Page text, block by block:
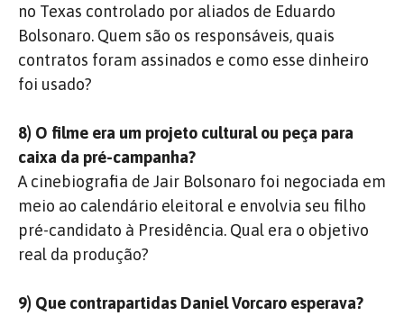
no Texas controlado por aliados de Eduardo
Bolsonaro. Quem são os responsáveis, quais
contratos foram assinados e como esse dinheiro
foi usado?
8) O filme era um projeto cultural ou peça para
caixa da pré-campanha?
A cinebiografia de Jair Bolsonaro foi negociada em
meio ao calendário eleitoral e envolvia seu filho
pré-candidato à Presidência. Qual era o objetivo
real da produção?
9) Que contrapartidas Daniel Vorcaro esperava?